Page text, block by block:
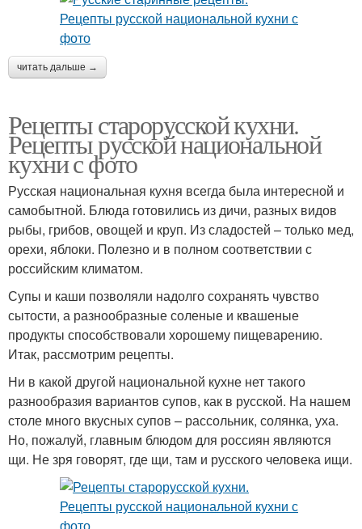
читать дальше →
Рецепты старорусской кухни.
Рецепты русской национальной
кухни с фото
Русская национальная кухня всегда была интересной и
самобытной. Блюда готовились из дичи, разных видов
рыбы, грибов, овощей и круп. Из сладостей – только мед,
орехи, яблоки. Полезно и в полном соответствии с
российским климатом.
Супы и каши позволяли надолго сохранять чувство
сытости, а разнообразные соленые и квашеные
продукты способствовали хорошему пищеварению.
Итак, рассмотрим рецепты.
Ни в какой другой национальной кухне нет такого
разнообразия вариантов супов, как в русской. На нашем
столе много вкусных супов – рассольник, солянка, уха.
Но, пожалуй, главным блюдом для россиян являются
щи. Не зря говорят, где щи, там и русского человека ищи.